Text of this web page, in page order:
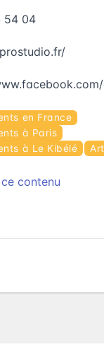
54 04
en France
à Paris
à Le Kibélé
contenu